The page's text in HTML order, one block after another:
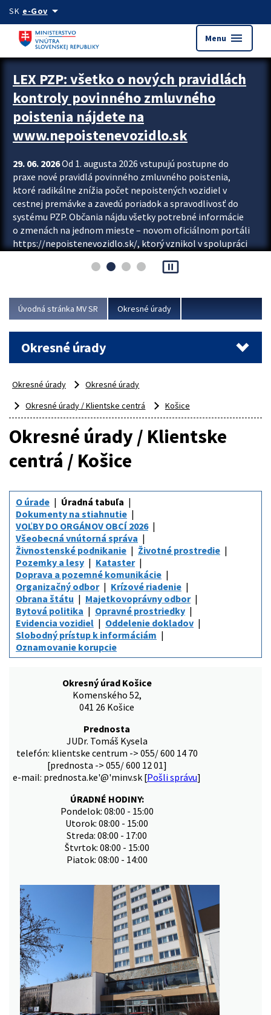
Preskocit na hlavný obsah
SK e-Govarrow_drop_down
Menu menu
Zastavit automatický posun upútavok
LEX PZP: všetko o nových pravidlách
kontroly povinného zmluvného
poistenia nájdete na
www.nepoistenevozidlo.sk
29. 06. 2026Od 1. augusta 2026 vstupujú postupne do
praxe nové pravidlá povinného zmluvného poistenia,
ktoré radikálne znížia počet nepoistených vozidiel v
cestnej premávke a zavedú poriadok a spravodlivosť do
systému PZP. Občania nájdu všetky potrebné informácie
o zmenách na jednom mieste – novom oficiálnom portáli
https://nepoistenevozidlo.sk/, ktorý vznikol v spolupráci
asociácie poisťovní (SLASPO) a Ministerstva vnútra SR.
Viac
pause_presentation
Úvodná stránka MV SR Okresné úrady
Okresné úrady
Okresné úrady
Okresné úrady
Okresné úrady / Klientske centrá
Košice
Okresné úrady / Klientske
centrá / Košice
O úrade
Úradná tabuľa
Dokumenty na stiahnutie
VOĽBY DO ORGÁNOV OBCÍ 2026
Všeobecná vnútorná správa
Živnostenské podnikanie
Životné prostredie
Pozemky a lesy
Kataster
Doprava a pozemné komunikácie
Organizačný odbor
Krízové riadenie
Obrana štátu
Majetkovoprávny odbor
Bytová politika
Opravné prostriedky
Evidencia vozidiel
Oddelenie dokladov
Slobodný prístup k informáciám
Oznamovanie korupcie
Okresný úrad Košice
Komenského 52,
041 26 Košice
Prednosta
JUDr. Tomáš Kysela
telefón: klientske centrum -> 055/ 600 14 70
[prednosta -> 055/ 600 12 01]
e-mail: prednosta.ke'@'minv.sk [Pošli správu]
ÚRADNÉ HODINY:
Pondelok: 08:00 - 15:00
Utorok: 08:00 - 15:00
Streda: 08:00 - 17:00
Štvrtok: 08:00 - 15:00
Piatok: 08:00 - 14:00